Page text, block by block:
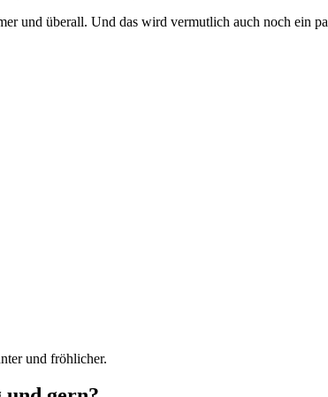
und überall. Und das wird vermutlich auch noch ein
und fröhlicher.